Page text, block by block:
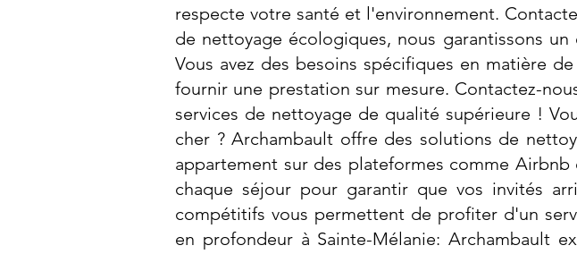
respecte votre santé et l'environnement.
de nettoyage écologiques, nous garantissons
Vous avez des besoins spécifiques en matière
fournir une prestation sur mesure. Contactez-
services de nettoyage de qualité supérieure !
cher ? Archambault offre des solutions de
appartement sur des plateformes comme
chaque séjour pour garantir que vos invités
compétitifs vous permettent de profiter d'un
en profondeur à Sainte-Mélanie: Archambault